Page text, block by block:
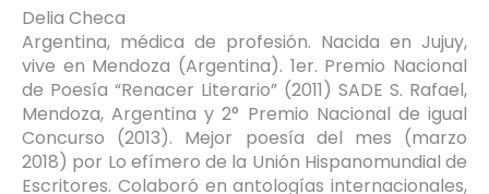
Delia Checa
Argentina, médica de profesión. Nacida en Jujuy,
vive en Mendoza (Argentina). 1er. Premio Nacional
de Poesía “Renacer Literario” (2011) SADE S. Rafael,
Mendoza, Argentina y 2° Premio Nacional de igual
Concurso (2013). Mejor poesía del mes (marzo
2018) por Lo efímero de la Unión Hispanomundial de
Escritores. Colaboró en antologías internacionales,